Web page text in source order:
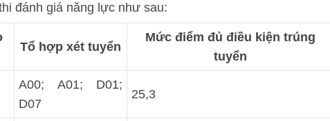
đánh giá năng lực như sau:
Tổ hợp xét tuyển
Mức điểm đủ điều kiện trúng
tuyển
A00; A01; D01;
D07
25,3